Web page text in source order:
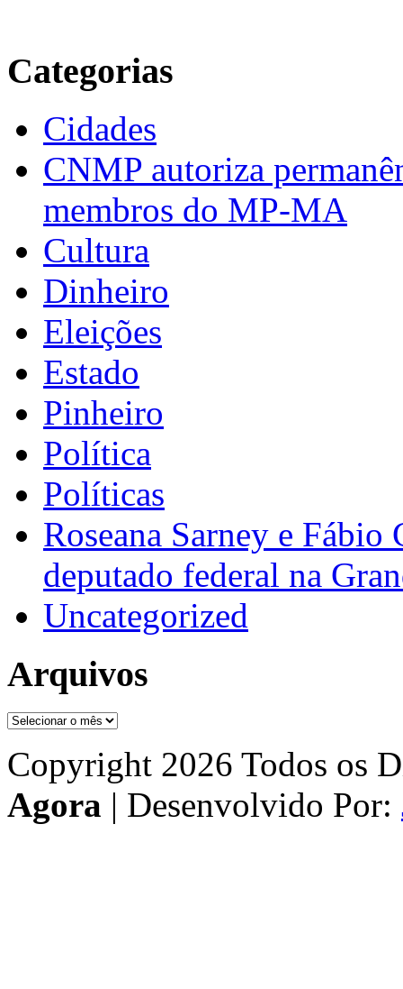
Categorias
Cidades
CNMP autoriza
membros do MP-MA
Cultura
Dinheiro
Eleições
Estado
Pinheiro
Política
Políticas
Roseana Sarney e
deputado federal na
Uncategorized
Arquivos
Arquivos
Copyright 2026 Todos os
Agora | Desenvolvido Por: